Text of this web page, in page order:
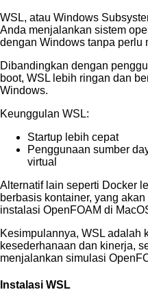
WSL, atau Windows
Anda menjalankan sistem
dengan Windows tanpa perlu
Dibandingkan dengan
boot, WSL lebih ringan dan
Windows.
Keunggulan WSL:
Startup lebih cepat
Penggunaan sumber
virtual
Alternatif lain seperti Docker
berbasis kontainer, yang
instalasi OpenFOAM di
Kesimpulannya, WSL adalah
kesederhanaan dan kinerja,
menjalankan simulasi
Instalasi WSL